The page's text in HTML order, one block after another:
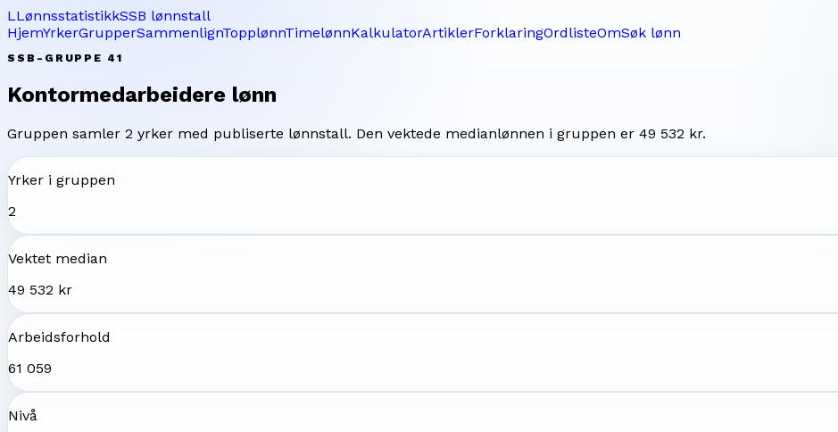
LLønnsstatistikkSSB lønnstall
HjemYrkerGrupperSammenlignTopplønnTimelønnKalkulatorArtiklerForklaringOrdlisteOmSøk lønn
SSB-GRUPPE 41
Kontormedarbeidere lønn
Gruppen samler 2 yrker med publiserte lønnstall. Den vektede medianlønnen i gruppen er 49 532 kr.
Yrker i gruppen
2
Vektet median
49 532 kr
Arbeidsforhold
61 059
Nivå